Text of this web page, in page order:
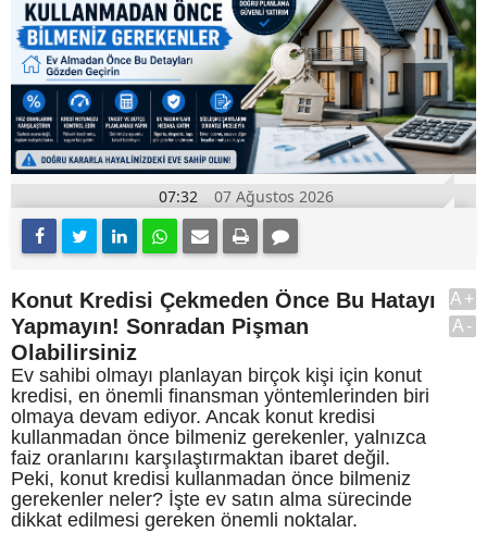
07:32 07 Ağustos 2026
Konut Kredisi Çekmeden Önce Bu Hatayı
Yapmayın! Sonradan Pişman
Olabilirsiniz
Ev sahibi olmayı planlayan birçok kişi için konut
kredisi, en önemli finansman yöntemlerinden biri
olmaya devam ediyor. Ancak konut kredisi
kullanmadan önce bilmeniz gerekenler, yalnızca
faiz oranlarını karşılaştırmaktan ibaret değil.
Peki, konut kredisi kullanmadan önce bilmeniz
gerekenler neler? İşte ev satın alma sürecinde
dikkat edilmesi gereken önemli noktalar.
A+
A-